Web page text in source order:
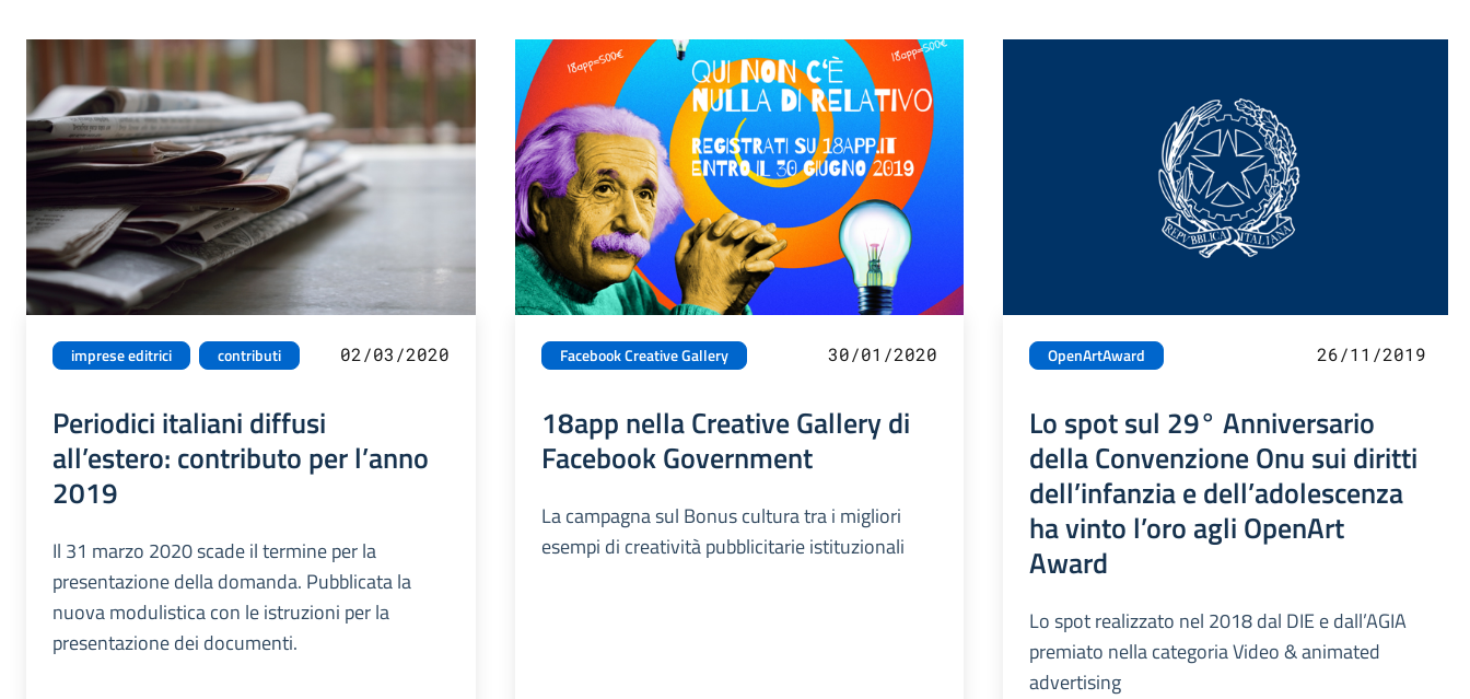
imprese editrici contributi 02/03/2020
Periodici italiani diffusi
all’estero: contributo per l’anno
2019
Il 31 marzo 2020 scade il termine per la
presentazione della domanda. Pubblicata la
nuova modulistica con le istruzioni per la
presentazione dei documenti.
Facebook Creative Gallery 30/01/2020
18app nella Creative Gallery di
Facebook Government
La campagna sul Bonus cultura tra i migliori
esempi di creatività pubblicitarie istituzionali
OpenArtAward 26/11/2019
Lo spot sul 29° Anniversario
della Convenzione Onu sui diritti
dell’infanzia e dell’adolescenza
ha vinto l’oro agli OpenArt
Award
Lo spot realizzato nel 2018 dal DIE e dall’AGIA
premiato nella categoria Video & animated
advertising